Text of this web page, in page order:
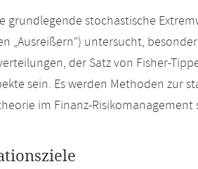
grundlegende stochastische
„Ausreißern“) untersucht,
der Satz von Fisher-
sein. Es werden Methoden zur
im Finanz-